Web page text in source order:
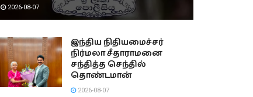
2026-08-07
இந்திய நிதியமைச்சர்
நிர்மலா சீதாராமனை
சந்தித்த செந்தில்
தொண்டமான்
2026-08-07